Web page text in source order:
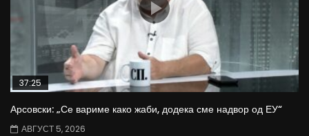
37:25
Арсовски: „Се вариме како жаби, додека сме надвор од ЕУ“
АВГУСТ 5, 2026